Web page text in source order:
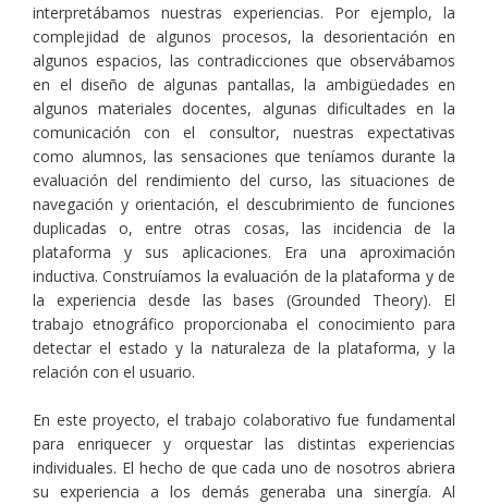
interpretábamos nuestras experiencias. Por ejemplo, la
complejidad de algunos procesos, la desorientación en
algunos espacios, las contradicciones que observábamos
en el diseño de algunas pantallas, la ambigüedades en
algunos materiales docentes, algunas dificultades en la
comunicación con el consultor, nuestras expectativas
como alumnos, las sensaciones que teníamos durante la
evaluación del rendimiento del curso, las situaciones de
navegación y orientación, el descubrimiento de funciones
duplicadas o, entre otras cosas, las incidencia de la
plataforma y sus aplicaciones. Era una aproximación
inductiva. Construíamos la evaluación de la plataforma y de
la experiencia desde las bases (Grounded Theory). El
trabajo etnográfico proporcionaba el conocimiento para
detectar el estado y la naturaleza de la plataforma, y la
relación con el usuario.
En este proyecto, el trabajo colaborativo fue fundamental
para enriquecer y orquestar las distintas experiencias
individuales. El hecho de que cada uno de nosotros abriera
su experiencia a los demás generaba una sinergía. Al